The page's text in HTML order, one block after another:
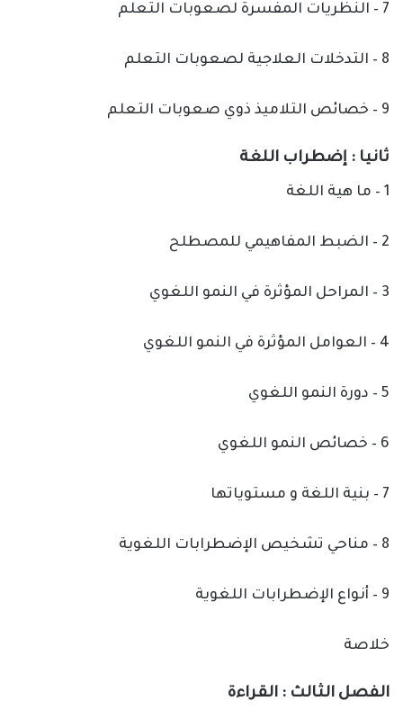
7 – النظريات المفسرة لصعوبات التعلم
8 – التدخلات العلاجية لصعوبات التعلم
9 – خصائص التلاميذ ذوي صعوبات التعلم
ثانيا : إضطراب اللغة
1 – ما هية اللغة
2 – الضبط المفاهيمي للمصطلح
3 – المراحل المؤثرة في النمو اللغوي
4 – العوامل المؤثرة في النمو اللغوي
5 – دورة النمو اللغوي
6 – خصائص النمو اللغوي
7 – بنية اللغة و مستوياتها
8 – مناحي تشخيص الإضطرابات اللغوية
9 – أنواع الإضطرابات اللغوية
خلاصة
الفصل الثالث : القراءة